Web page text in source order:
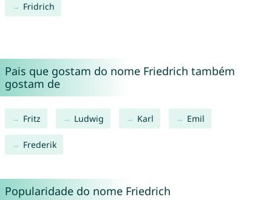
Fridrich
Pais que gostam do nome Friedrich também
gostam de
Fritz Ludwig Karl Emil
Frederik
Popularidade do nome Friedrich